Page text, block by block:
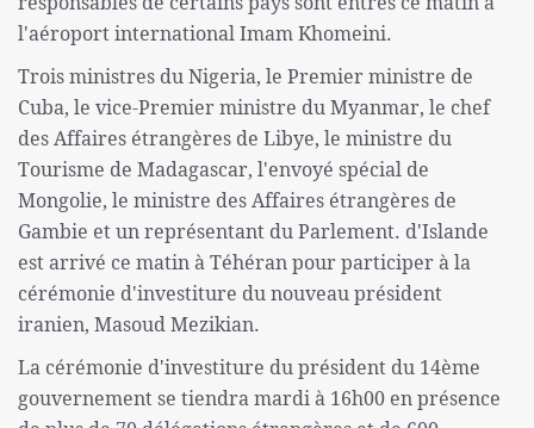
l'aéroport international Imam Khomeini.
Trois ministres du Nigeria, le Premier ministre de
Cuba, le vice-Premier ministre du Myanmar, le chef
des Affaires étrangères de Libye, le ministre du
Tourisme de Madagascar, l'envoyé spécial de
Mongolie, le ministre des Affaires étrangères de
Gambie et un représentant du Parlement. d'Islande
est arrivé ce matin à Téhéran pour participer à la
cérémonie d'investiture du nouveau président
iranien, Masoud Mezikian.
La cérémonie d'investiture du président du 14ème
gouvernement se tiendra mardi à 16h00 en présence